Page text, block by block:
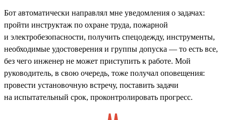
Бот автоматически направлял мне уведомления о задачах:
пройти инструктаж по охране труда, пожарной
и электробезопасности, получить спецодежду, инструменты,
необходимые удостоверения и группы допуска — то есть все,
без чего инженер не может приступить к работе. Мой
руководитель, в свою очередь, тоже получал оповещения:
провести установочную встречу, поставить задачи
на испытательный срок, проконтролировать прогресс.